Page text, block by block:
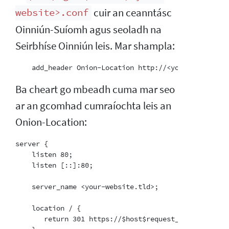
website>.conf cuir an ceanntásc
Oinniún-Suíomh agus seoladh na
Seirbhíse Oinniún leis. Mar shampla:
Ba cheart go mbeadh cuma mar seo
ar an gcomhad cumraíochta leis an
Onion-Location:
server {
    listen 80;
    listen [::]:80;
    server_name <your-website.tld>;
    location / {
       return 301 https://$host$request_uri;